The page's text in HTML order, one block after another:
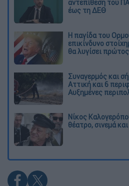
αντεπίθεση του
έως τη ΔΕΘ
Η παγίδα του
επικίνδυνο
θα λυγίσει πρώτος
Συναγερμός και
Αττική και 6
Αυξημένες
Νίκος
θέατρο, σινεμά